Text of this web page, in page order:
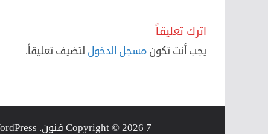
اترك تعليقاً
يجب أنت تكون مسجل الدخول لتضيف تعليقاً.
Copyright © 2026 7 فنون . Powered by